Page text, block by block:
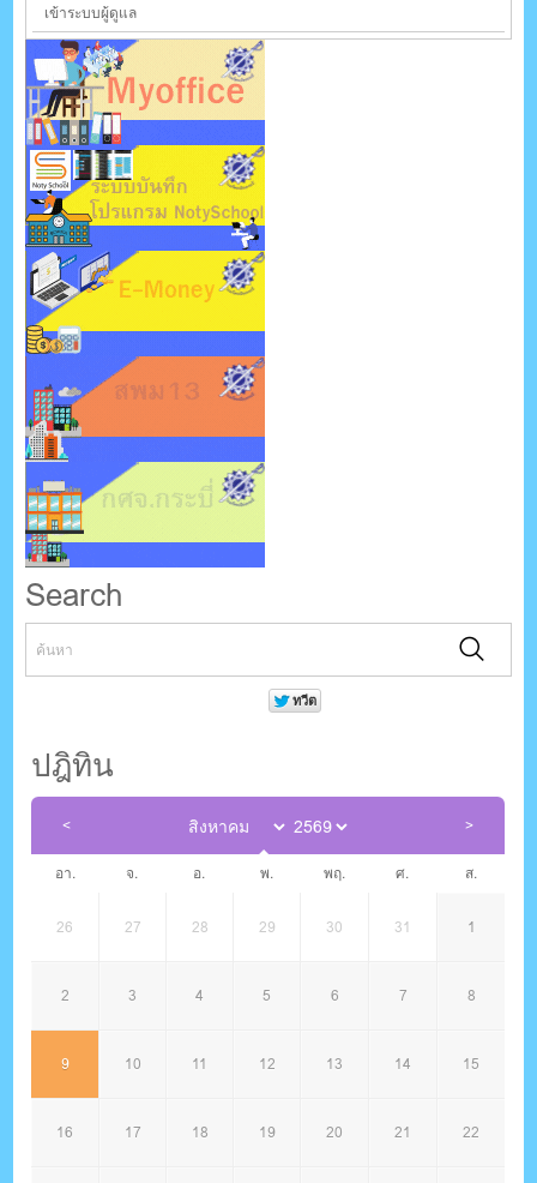
เข้าระบบผู้ดูแล
Search
ปฎิทิน
อา. จ. อ. พ. พฤ. ศ. ส.
26 27 28 29 30 31 1
2 3 4 5 6 7 8
9 10 11 12 13 14 15
16 17 18 19 20 21 22